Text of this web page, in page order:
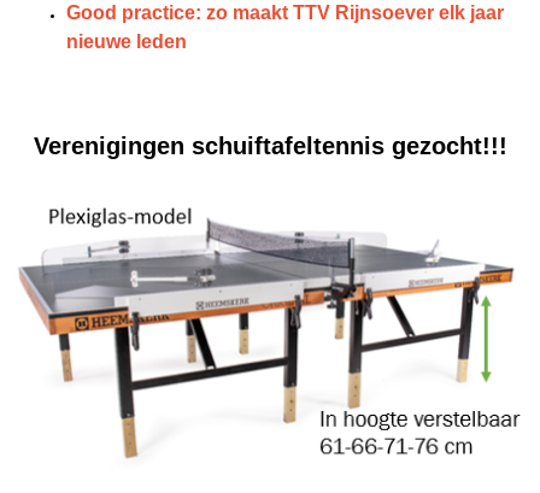
Good practice: zo maakt TTV Rijnsoever elk jaar
nieuwe leden
Verenigingen schuiftafeltennis gezocht!!!